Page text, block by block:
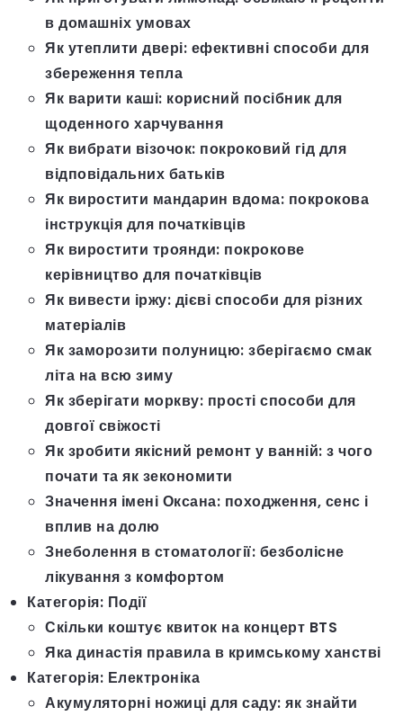
в домашніх умовах
Як утеплити двері: ефективні способи для
збереження тепла
Як варити каші: корисний посібник для
щоденного харчування
Як вибрати візочок: покроковий гід для
відповідальних батьків
Як виростити мандарин вдома: покрокова
інструкція для початківців
Як виростити троянди: покрокове
керівництво для початківців
Як вивести іржу: дієві способи для різних
матеріалів
Як заморозити полуницю: зберігаємо смак
літа на всю зиму
Як зберігати моркву: прості способи для
довгої свіжості
Як зробити якісний ремонт у ванній: з чого
почати та як зекономити
Значення імені Оксана: походження, сенс і
вплив на долю
Знеболення в стоматології: безболісне
лікування з комфортом
Категорія: Події
Скільки коштує квиток на концерт BTS
Яка династія правила в кримському ханстві
Категорія: Електроніка
Акумуляторні ножиці для саду: як знайти